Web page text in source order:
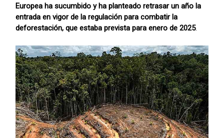
Europea ha sucumbido y ha planteado retrasar un año la
entrada en vigor de la regulación para combatir la
deforestación, que estaba prevista para enero de 2025.